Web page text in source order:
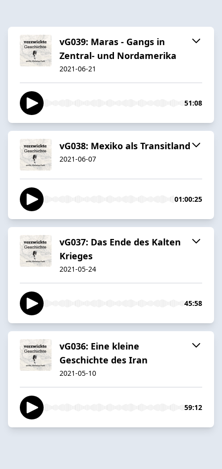
vG039: Maras - Gangs in
Zentral- und Nordamerika
2021-06-21
51:08
vG038: Mexiko als Transitland
2021-06-07
01:00:25
vG037: Das Ende des Kalten
Krieges
2021-05-24
45:58
vG036: Eine kleine
Geschichte des Iran
2021-05-10
59:12